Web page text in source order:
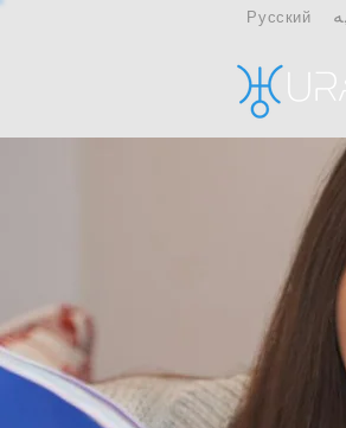
Русский